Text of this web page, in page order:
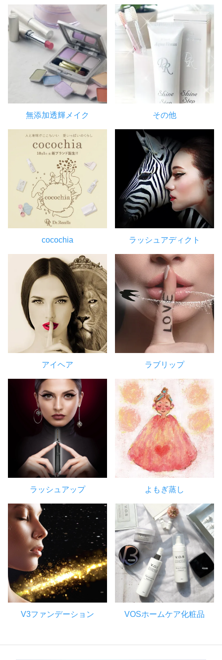
無添加透輝メイク その他
cocochia ラッシュアディクト
アイヘア ラブリップ
ラッシュアップ よもぎ蒸し
V3ファンデーション VOSホームケア化粧品